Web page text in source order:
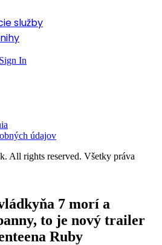
služby
Sign In
údajov
All rights reserved. Všetky práva
7 morí a
to je nový trailer
Ruby